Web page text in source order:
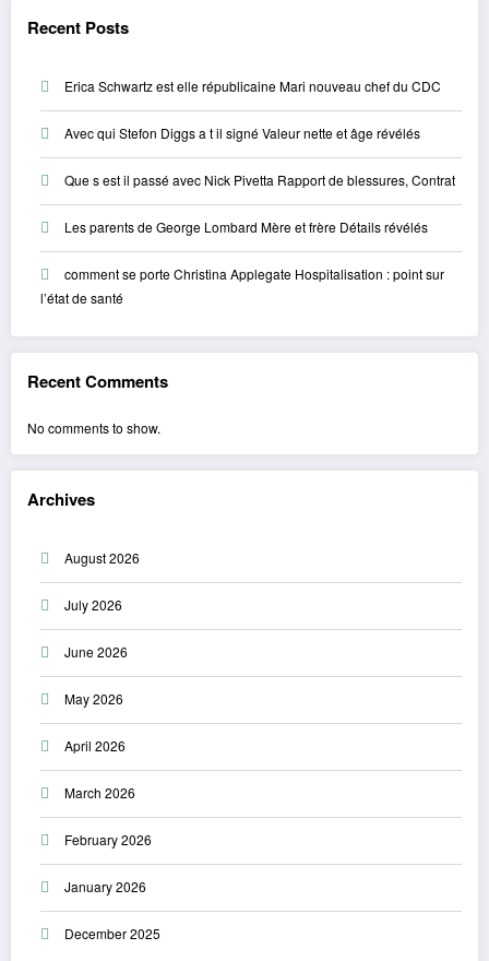
Recent Posts
Erica Schwartz est elle républicaine Mari nouveau chef du CDC
Avec qui Stefon Diggs a t il signé Valeur nette et âge révélés
Que s est il passé avec Nick Pivetta Rapport de blessures, Contrat
Les parents de George Lombard Mère et frère Détails révélés
comment se porte Christina Applegate Hospitalisation : point sur
l’état de santé
Recent Comments
No comments to show.
Archives
August 2026
July 2026
June 2026
May 2026
April 2026
March 2026
February 2026
January 2026
December 2025